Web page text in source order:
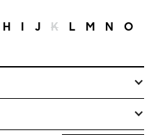
H I J K L M N O